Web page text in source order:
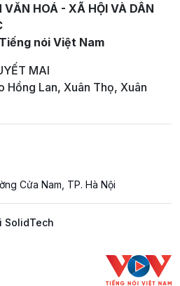
VĂN HOÁ - XÃ HỘI VÀ DÂN
nói Việt Nam
MAI
Hồng Lan, Xuân Thọ, Xuân
Cửa Nam, TP. Hà Nội
SolidTech